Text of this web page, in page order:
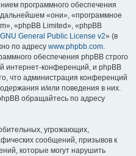
программного обеспечения
«они», «программное
«phpBB Limited», «phpBB
GNU General Public License v2» (в
по адресу www.phpbb.com.
обеспечения phpBB строго
интернет-конференций, и phpBB
что администрация конференций
и/или поведения в них.
обращайтесь по адресу
угрожающих,
сообщений, призывов к
которые могут нарушить